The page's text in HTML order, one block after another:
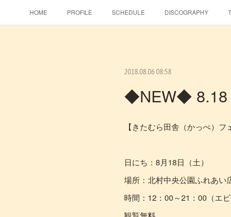
HOME PROFILE SCHEDULE DISCOGRAPHY
2018.08.06 08:58
◆NEW◆ 8.18
【きたむら田舎（かっぺ）
日にち：8月18日（土）
場所：北村中央公園ふれあい
時間：12：00～21：00（エ